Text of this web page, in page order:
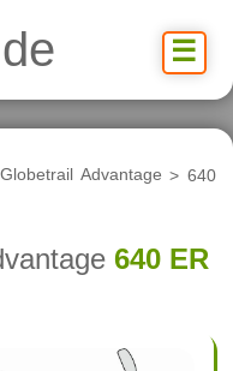
☰
Globetrail Advantage > 640
640 ER